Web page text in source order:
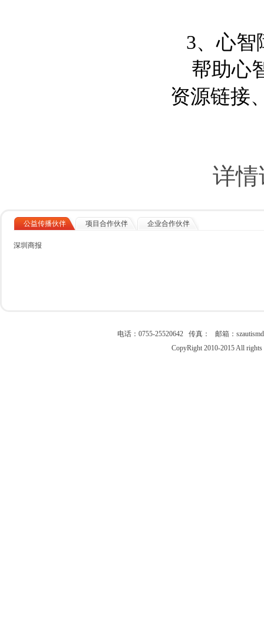
3、心智
帮助心
资源链接
详情
公益传播伙伴 项目合作伙伴 企业合作伙伴
深圳商报
电话：0755-25520642 传真： 邮箱：
CopyRight 2010-2015 All